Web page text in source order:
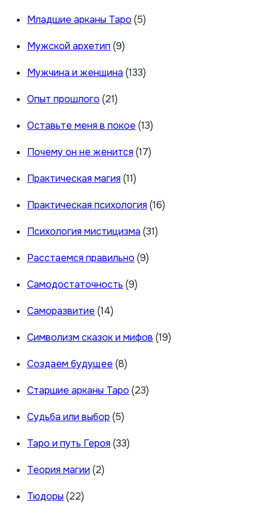
Младшие арканы Таро (5)
Мужской архетип (9)
Мужчина и женщина (133)
Опыт прошлого (21)
Оставьте меня в покое (13)
Почему он не женится (17)
Практическая магия (11)
Практическая психология (16)
Психология мистицизма (31)
Расстаемся правильно (9)
Самодостаточность (9)
Саморазвитие (14)
Символизм сказок и мифов (19)
Создаем будущее (8)
Старшие арканы Таро (23)
Судьба или выбор (5)
Таро и путь Героя (33)
Теория магии (2)
Тюдоры (22)